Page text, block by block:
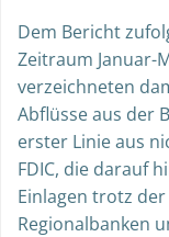
Dem Bericht
Zeitraum Januar-
verzeichneten
Abflüsse aus der
erster Linie aus
FDIC, die darauf
Einlagen trotz
Regionalbanken